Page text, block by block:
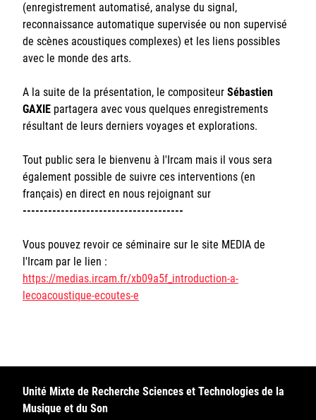
(enregistrement automatisé, analyse du signal,
reconnaissance automatique supervisée ou non supervisé
de scènes acoustiques complexes) et les liens possibles
avec le monde des arts.
A la suite de la présentation, le compositeur Sébastien
GAXIE partagera avec vous quelques enregistrements
résultant de leurs derniers voyages et explorations.
Tout public sera le bienvenu à l'Ircam mais il vous sera
également possible de suivre ces interventions (en
français) en direct en nous rejoignant sur
--------------------------------------
Vous pouvez revoir ce séminaire sur le site MEDIA de
l'Ircam par le lien :
https://medias.ircam.fr/xb09a5f_introduction-a-
lecoacoustique-ecoutes-e
Unité Mixte de Recherche Sciences et Technologies de la
Musique et du Son